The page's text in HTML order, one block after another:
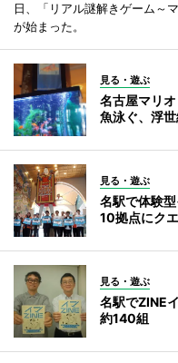
日、「リアル謎解きゲーム～
が始まった。
見る・遊ぶ
名古屋マリ
魚泳ぐ、浮
見る・遊ぶ
名駅で体験
10拠点にク
見る・遊ぶ
名駅でZINE
約140組